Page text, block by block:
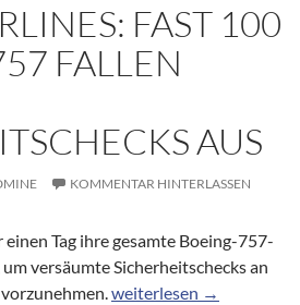
FAST 100
FALLEN
AUS
KOMMENTAR HINTERLASSEN
Tag ihre gesamte Boeing-757-
versäumte Sicherheitschecks an
United Airlines: Fast 100
weiterlesen →